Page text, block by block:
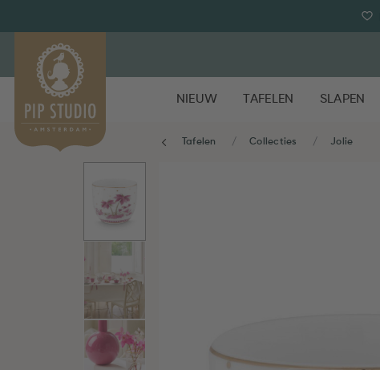
NIEUW TAFELEN SLAPEN
Tafelen Collecties Jolie